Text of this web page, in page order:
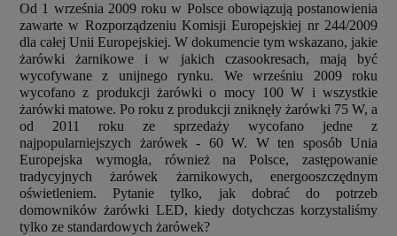
Od 1 września 2009 roku w Polsce obowiązują postanowienia
zawarte w Rozporządzeniu Komisji Europejskiej nr 244/2009
dla całej Unii Europejskiej. W dokumencie tym wskazano, jakie
żarówki żarnikowe i w jakich czasookresach, mają być
wycofywane z unijnego rynku. We wrześniu 2009 roku
wycofano z produkcji żarówki o mocy 100 W i wszystkie
żarówki matowe. Po roku z produkcji zniknęły żarówki 75 W, a
od 2011 roku ze sprzedaży wycofano jedne z
najpopularniejszych żarówek - 60 W. W ten sposób Unia
Europejska wymogła, również na Polsce, zastępowanie
tradycyjnych żarówek żarnikowych, energooszczędnym
oświetleniem. Pytanie tylko, jak dobrać do potrzeb
domowników żarówki LED, kiedy dotychczas korzystaliśmy
tylko ze standardowych żarówek?